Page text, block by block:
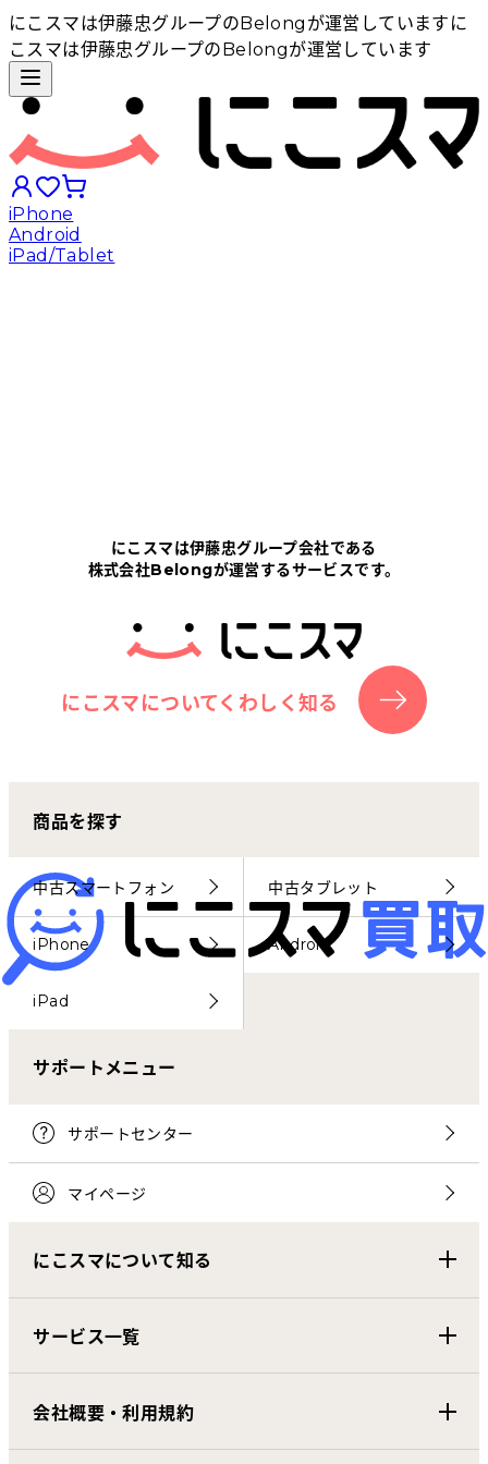
にこスマは伊藤忠グループのBelongが運営しています に
こスマは伊藤忠グループのBelongが運営しています
iPhone
Android
iPad/Tablet
にこスマについて
サポートセンター
お客さまの声
にこスマ通信
マイページ
にこスマは伊藤忠グループ会社である
株式会社Belongが運営するサービスです。
にこスマについてくわしく知る
商品を探す
中古スマートフォン 中古タブレット
iPhone Android
iPad
サポートメニュー
サポートセンター
マイページ
にこスマについて知る
サービス一覧
会社概要・利用規約